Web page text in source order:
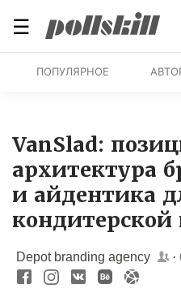
☰
ПОПУЛЯРНОЕ
VanSlad:
архитектура
и айдентика
Depot branding agency ·